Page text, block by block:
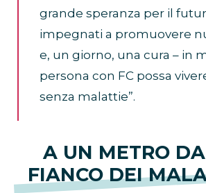
grande speranza per il
impegnati a promuovere
e, un giorno, una cura – in
persona con FC possa
senza malattie”.
A UN METRO
FIANCO DEI